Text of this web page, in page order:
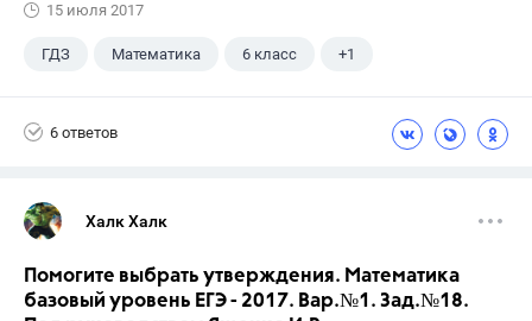
15 июля 2017
ГДЗ Математика 6 класс +1
6 ответов
Халк Халк
Помогите выбрать утверждения. Математика
базовый уровень ЕГЭ - 2017. Вар.№1. Зад.№18.